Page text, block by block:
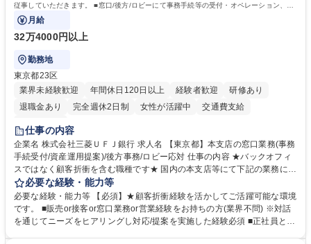
従事していただきます。 ■窓口/後方/ロビーにて事務手続等の受付・オペレーション、お
客様対応
月給
32万4000円以上
勤務地
東京都23区
業界未経験歓迎
年間休日120日以上 経験者歓迎
研修あり
退職金あり
完全週休2日制 女性が活躍中
交通費支給
土日祝休み
仕事の内容
企業名 株式会社三菱ＵＦＪ銀行 求人名 【東京都】本支店の窓口業務(事務
手続受付/資産運用提案)/後方事務/ロビー応対 仕事の内容 ★バックオフィ
スではなく顧客折衝を含む職種です★ 国内の本支店等にて下記の業務に従
事していただきます。 ■窓口/後方/ロビーにて事務手続等の受付・オペレ
ーション、お客様対応 ■窓口にて、ご来店された個人のお客様に対して金
融商品のご提案 ■効率的な事務運用の検討・構築等 ≪業務紹介：ご応募前
に必ずご覧ください≫ ※記事 https://www.mysite.bk.mufg.jp/career/circle/
必要な経験・能力等
必要な経験・能力等 【必須】★顧客折衝経験を活かしてご活躍可能な環境
です。 ■販売or接客or窓口業務or営業経験をお持ちの方(業界不問) ※対話
を通じてニーズをヒアリングし対応/提案を実施した経験必須 ■正社員とし